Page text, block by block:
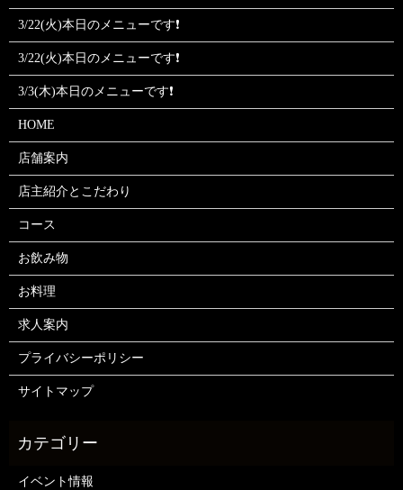
3/22(火)本日のメニューです❗
3/22(火)本日のメニューです❗
3/3(木)本日のメニューです❗
HOME
店舗案内
店主紹介とこだわり
コース
お飲み物
お料理
求人案内
プライバシーポリシー
サイトマップ
イベント情報